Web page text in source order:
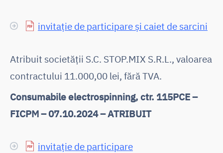
invitație de participare și caiet de sarcini
Atribuit societății S.C. STOP.MIX S.R.L., valoarea
contractului 11.000,00 lei, fără TVA.
Consumabile electrospinning, ctr. 115PCE –
FICPM – 07.10.2024 – ATRIBUIT
invitație de participare